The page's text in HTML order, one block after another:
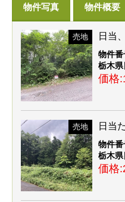
物件写真 物件概要
売地 日当
物件
栃木
価格
売地 日当
物件
栃木
価格